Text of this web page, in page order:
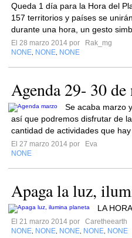
Queda 1 día para la Hora del
157 territorios y países se
durante una hora, un gesto
El 28 marzo 2014 por
Rak_mg
NONE NONE NONE
Agenda 29- 30 de
Se acaba marzo
así que podremos disfrutar de
cantidad de actividades que
El 27 marzo 2014 por
Eva
NONE
Apaga la luz,
LA
El 21 marzo 2014 por
Caretheearth
NONE NONE NONE NONE NONE